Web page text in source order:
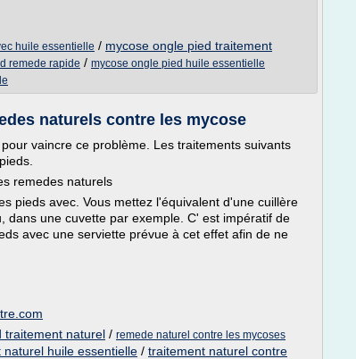
huile essentielle / mycose ongle pied traitement
remede rapide / mycose ongle pied huile essentielle
naturels contre les mycose
vaincre ce problème. Les traitements suivants
remedes naturels
pieds avec. Vous mettez l'équivalent d'une cuillère
dans une cuvette par exemple. C' est impératif de
avec une serviette prévue à cet effet afin de ne
traitement naturel / remede naturel contre les mycoses
huile essentielle / traitement naturel contre